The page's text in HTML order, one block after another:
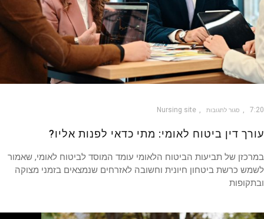
סגור לתגובות Nursing site
דין ביטוח לאומי: מתי כדאי לפנות אליו?
של תביעות הביטוח הלאומי עומד המוסד לביטוח לאומי, שאמור
כרשת ביטחון חיונית וחשובה לאזרחים שנמצאים בזמני מצוקה